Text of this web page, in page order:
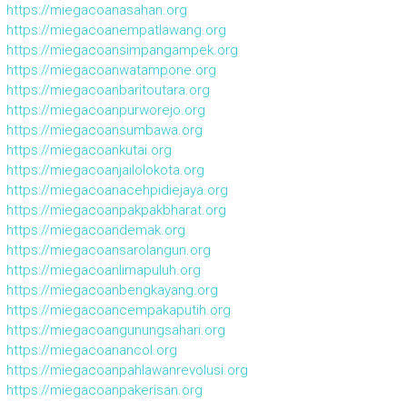
https://miegacoanasahan.org
https://miegacoanempatlawang.org
https://miegacoansimpangampek.org
https://miegacoanwatampone.org
https://miegacoanbaritoutara.org
https://miegacoanpurworejo.org
https://miegacoansumbawa.org
https://miegacoankutai.org
https://miegacoanjailolokota.org
https://miegacoanacehpidiejaya.org
https://miegacoanpakpakbharat.org
https://miegacoandemak.org
https://miegacoansarolangun.org
https://miegacoanlimapuluh.org
https://miegacoanbengkayang.org
https://miegacoancempakaputih.org
https://miegacoangunungsahari.org
https://miegacoanancol.org
https://miegacoanpahlawanrevolusi.org
https://miegacoanpakerisan.org